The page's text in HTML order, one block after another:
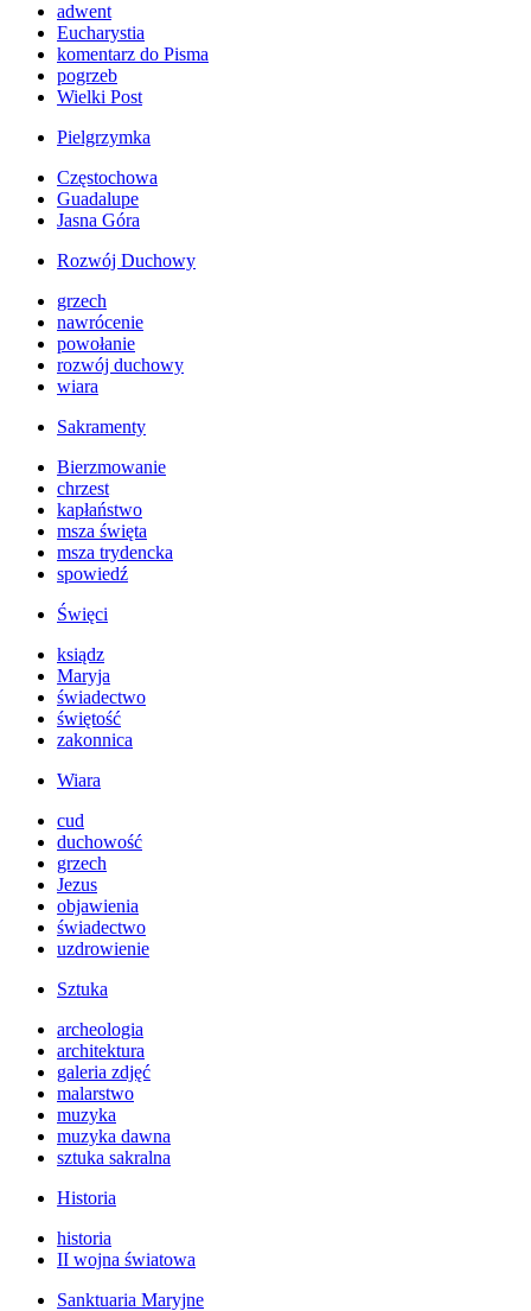
adwent
Eucharystia
komentarz do Pisma
pogrzeb
Wielki Post
Pielgrzymka
Częstochowa
Guadalupe
Jasna Góra
Rozwój Duchowy
grzech
nawrócenie
powołanie
rozwój duchowy
wiara
Sakramenty
Bierzmowanie
chrzest
kapłaństwo
msza święta
msza trydencka
spowiedź
Święci
ksiądz
Maryja
świadectwo
świętość
zakonnica
Wiara
cud
duchowość
grzech
Jezus
objawienia
świadectwo
uzdrowienie
Sztuka
archeologia
architektura
galeria zdjęć
malarstwo
muzyka
muzyka dawna
sztuka sakralna
Historia
historia
II wojna światowa
Sanktuaria Maryjne